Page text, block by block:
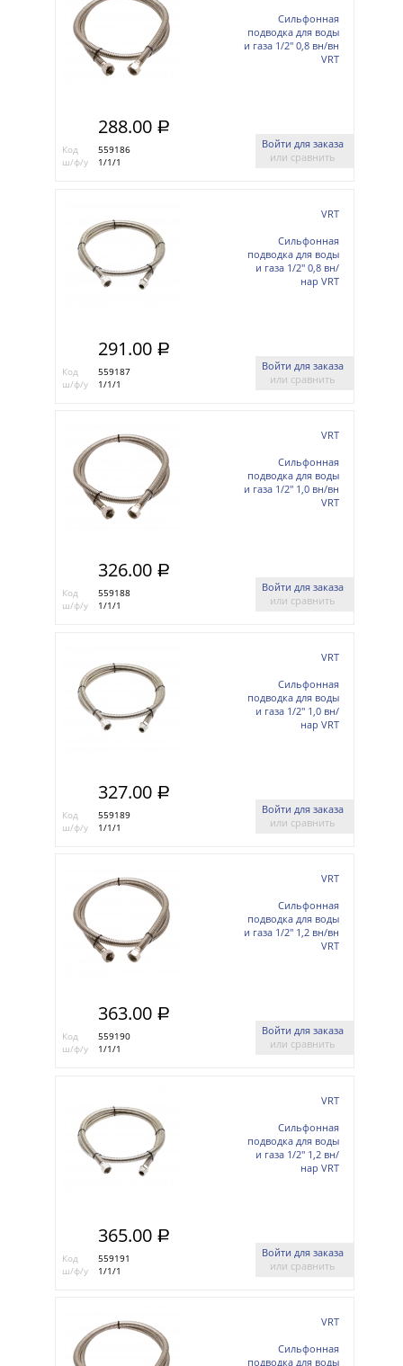
288.00 a
Код
559186
ш/ф/у
1/1/1
Сильфонная
подводка для воды
и газа 1/2'' 0,8 вн/вн
VRT
Войти для заказа
или сравнить
291.00 a
Код
559187
ш/ф/у
1/1/1
VRT
Сильфонная
подводка для воды
и газа 1/2'' 0,8 вн/
нар VRT
Войти для заказа
или сравнить
326.00 a
Код
559188
ш/ф/у
1/1/1
VRT
Сильфонная
подводка для воды
и газа 1/2'' 1,0 вн/вн
VRT
Войти для заказа
или сравнить
327.00 a
Код
559189
ш/ф/у
1/1/1
VRT
Сильфонная
подводка для воды
и газа 1/2'' 1,0 вн/
нар VRT
Войти для заказа
или сравнить
363.00 a
Код
559190
ш/ф/у
1/1/1
VRT
Сильфонная
подводка для воды
и газа 1/2'' 1,2 вн/вн
VRT
Войти для заказа
или сравнить
365.00 a
Код
559191
ш/ф/у
1/1/1
VRT
Сильфонная
подводка для воды
и газа 1/2'' 1,2 вн/
нар VRT
Войти для заказа
или сравнить
VRT
Сильфонная
подводка для воды